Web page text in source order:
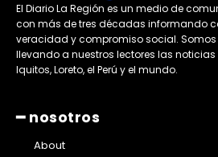
El Diario La Región es un medio de
con más de tres décadas informando
veracidad y compromiso social.
llevando a nuestros lectores las
Iquitos, Loreto, el Perú y el mundo.
━ nosotros
About